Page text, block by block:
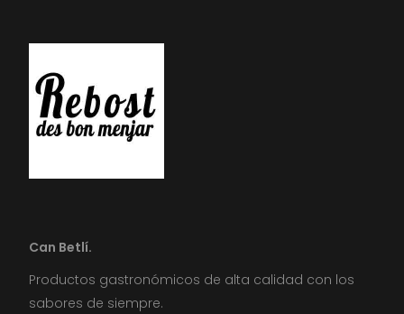
Can Betlí.
Productos gastronómicos de alta calidad con los
sabores de siempre.